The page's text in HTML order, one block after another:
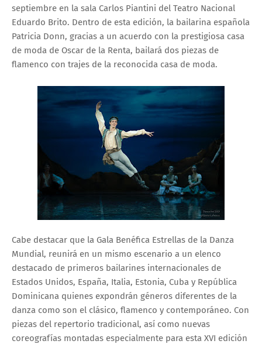
septiembre en la sala Carlos Piantini del Teatro Nacional
Eduardo Brito. Dentro de esta edición, la bailarina española
Patricia Donn, gracias a un acuerdo con la prestigiosa casa
de moda de Oscar de la Renta, bailará dos piezas de
flamenco con trajes de la reconocida casa de moda.
Cabe destacar que la Gala Benéfica Estrellas de la Danza
Mundial, reunirá en un mismo escenario a un elenco
destacado de primeros bailarines internacionales de
Estados Unidos, España, Italia, Estonia, Cuba y República
Dominicana quienes expondrán géneros diferentes de la
danza como son el clásico, flamenco y contemporáneo. Con
piezas del repertorio tradicional, así como nuevas
coreografías montadas especialmente para esta XVI edición